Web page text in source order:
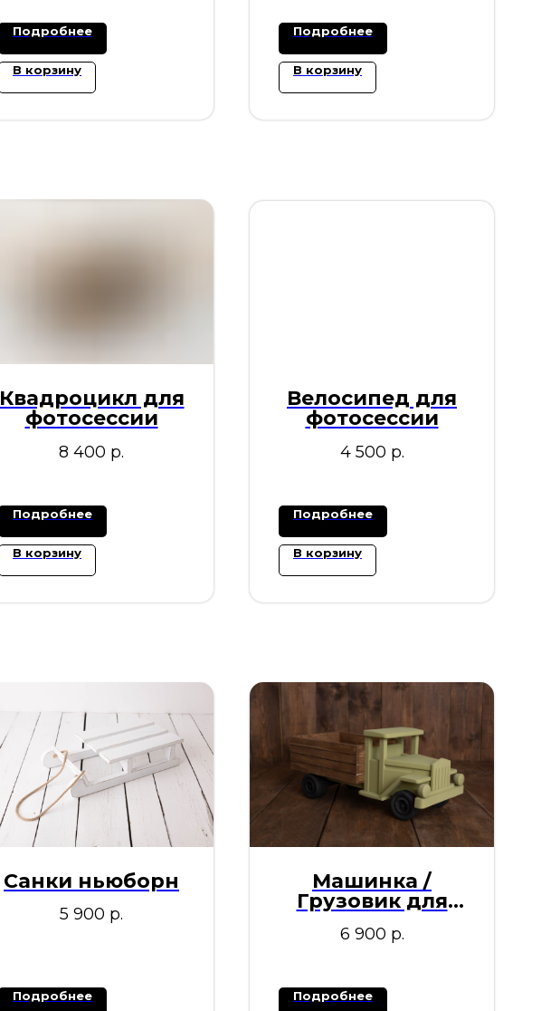
Подробнее
В корзину
Подробнее
В корзину
Квадроцикл для
фотосессии
8 400 р.
Подробнее
В корзину
Велосипед для
фотосессии
4 500 р.
Подробнее
В корзину
Санки ньюборн
5 900 р.
Подробнее
Машинка /
Грузовик для
новорожденных
6 900 р.
Подробнее